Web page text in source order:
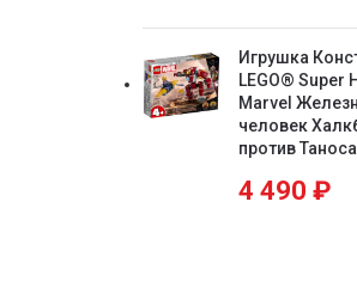
Игрушка
LEGO® Super
Marvel
человек
против
4 490 ₽